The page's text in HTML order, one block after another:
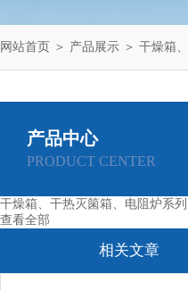
网站首页 ＞ 产品展示 ＞ 干燥箱
产品中心
PRODUCT CENTER
干燥箱、干热灭箘箱、电阻炉系列
查看全部
相关文章